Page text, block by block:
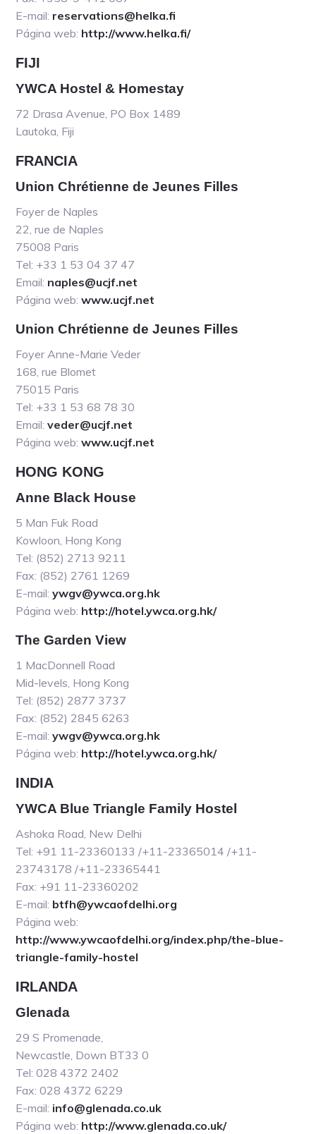
E-mail: reservations@helka.fi
Página web: http://www.helka.fi/
FIJI
YWCA Hostel & Homestay
72 Drasa Avenue, PO Box 1489
Lautoka, Fiji
FRANCIA
Union Chrétienne de Jeunes Filles
Foyer de Naples
22, rue de Naples
75008 Paris
Tel: +33 1 53 04 37 47
Email: naples@ucjf.net
Página web:www.ucjf.net
Union Chrétienne de Jeunes Filles
Foyer Anne-Marie Veder
168, rue Blomet
75015 Paris
Tel: +33 1 53 68 78 30
Email:veder@ucjf.net
Página web:www.ucjf.net
HONG KONG
Anne Black House
5 Man Fuk Road
Kowloon, Hong Kong
Tel: (852) 2713 9211
Fax: (852) 2761 1269
E-mail:ywgv@ywca.org.hk
Página web: http://hotel.ywca.org.hk/
The Garden View
1 MacDonnell Road
Mid-levels, Hong Kong
Tel: (852) 2877 3737
Fax: (852) 2845 6263
E-mail:ywgv@ywca.org.hk
Página web: http://hotel.ywca.org.hk/
INDIA
YWCA Blue Triangle Family Hostel
Ashoka Road, New Delhi
Tel: +91 11-23360133 /+11-23365014 /+11-
23743178 /+11-23365441
Fax: +91 11-23360202
E-mail: btfh@ywcaofdelhi.org
Página web:
http://www.ywcaofdelhi.org/index.php/the-blue-
triangle-family-hostel
IRLANDA
Glenada
29 S Promenade,
Newcastle, Down BT33 0
Tel: 028 4372 2402
Fax: 028 4372 6229
E-mail: info@glenada.co.uk
Página web: http://www.glenada.co.uk/